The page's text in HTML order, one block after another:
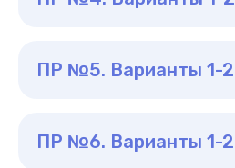
ПР №5. Варианты 1-2
ПР №6. Варианты 1-2